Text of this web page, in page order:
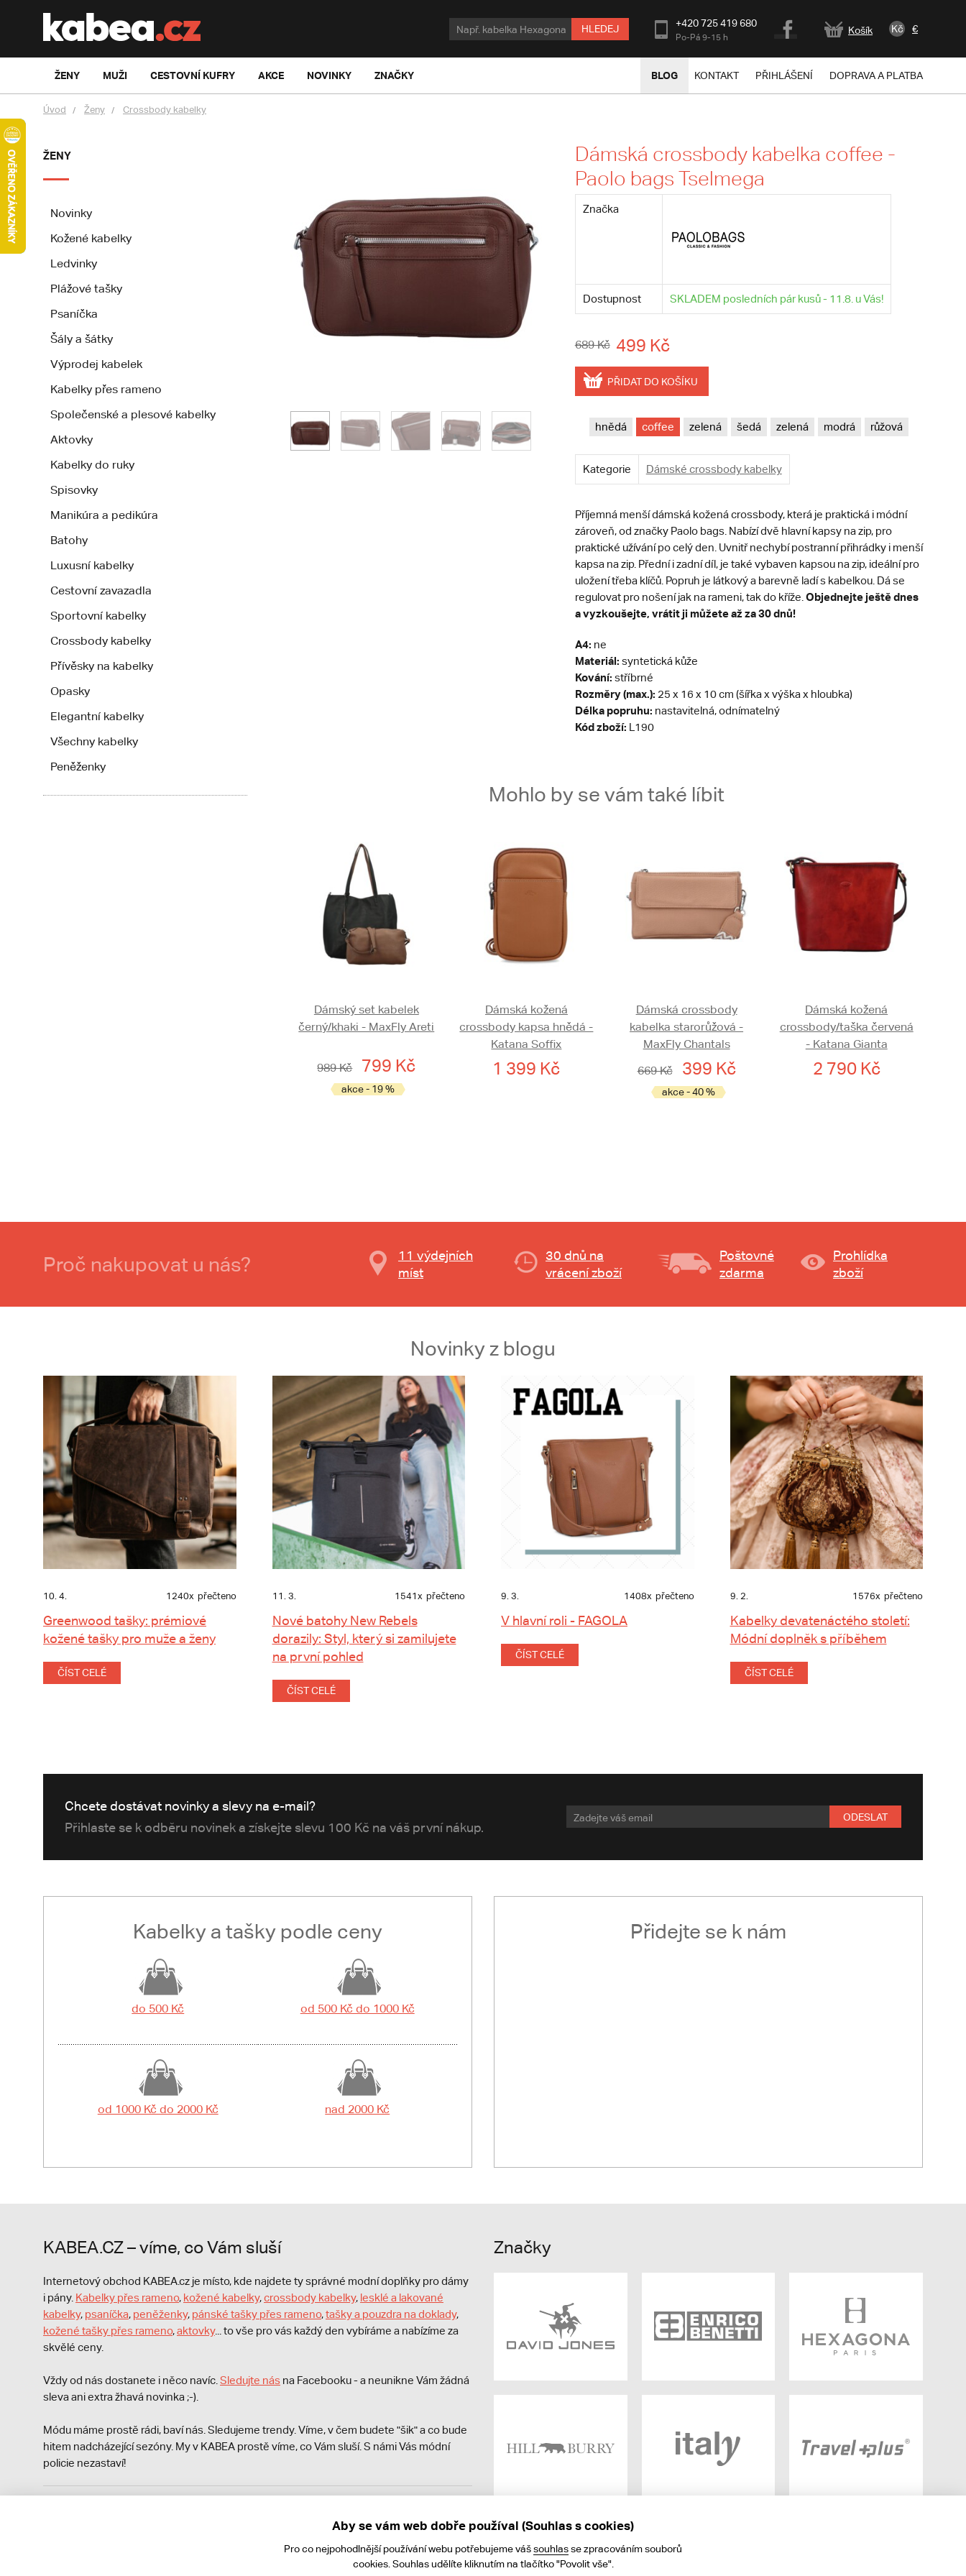
HLEDEJ +420 725 419 680
Po-Pá 9-15 h
Košík Kč €
ŽENY MUŽI CESTOVNÍ KUFRY AKCE NOVINKY ZNAČKY BLOG KONTAKT PŘIHLÁŠENÍ DOPRAVA A PLATBA
Úvod Ženy Crossbody kabelky
ŽENY
Novinky
Kožené kabelky
Ledvinky
Plážové tašky
Psaníčka
Šály a šátky
Výprodej kabelek
Kabelky přes rameno
Společenské a plesové kabelky
Aktovky
Kabelky do ruky
Spisovky
Manikúra a pedikúra
Batohy
Luxusní kabelky
Cestovní zavazadla
Sportovní kabelky
Crossbody kabelky
Přívěsky na kabelky
Opasky
Elegantní kabelky
Všechny kabelky
Peněženky
Dámská crossbody kabelka coffee -
Paolo bags Tselmega
Značka
Dostupnost SKLADEM posledních pár kusů - 11.8. u Vás!
689 Kč 499 Kč
PŘIDAT DO KOŠÍKU
hnědá coffee zelená šedá zelená modrá růžová
Kategorie Dámské crossbody kabelky
Příjemná menší dámská kožená crossbody, která je praktická i módní
zároveň, od značky Paolo bags. Nabízí dvě hlavní kapsy na zip, pro
praktické užívání po celý den. Uvnitř nechybí postranní přihrádky i menší
kapsa na zip. Přední i zadní díl, je také vybaven kapsou na zip, ideální pro
uložení třeba klíčů. Popruh je látkový a barevně ladí s kabelkou. Dá se
regulovat pro nošení jak na rameni, tak do kříže. Objednejte ještě dnes
a vyzkoušejte, vrátit ji můžete až za 30 dnů!
A4: ne
Materiál: syntetická kůže
Kování: stříbrné
Rozměry (max.): 25 x 16 x 10 cm (šířka x výška x hloubka)
Délka popruhu: nastavitelná, odnímatelný
Kód zboží: L190
Mohlo by se vám také líbit
Dámský set kabelek
černý/khaki - MaxFly Areti
989 Kč 799 Kč
akce - 19 %
Dámská kožená
crossbody kapsa hnědá -
Katana Soffix
1 399 Kč
Dámská crossbody
kabelka starorůžová -
MaxFly Chantals
669 Kč
399 Kč
akce - 40 %
Dámská kožená
crossbody/taška červená
- Katana Gianta
2 790 Kč
Proč nakupovat u nás?
11 výdejních
míst
30 dnů na
vrácení zboží
Poštovné
zdarma
Prohlídka
zboží
Novinky z blogu
10. 4. 1240x přečteno
Greenwood tašky: prémiové
kožené tašky pro muže a ženy
ČÍST CELÉ
11. 3. 1541x přečteno
Nové batohy New Rebels
dorazily: Styl, který si zamilujete
na první pohled
ČÍST CELÉ
9. 3. 1408x přečteno
V hlavní roli - FAGOLA
ČÍST CELÉ
9. 2. 1576x přečteno
Kabelky devatenáctého století:
Módní doplněk s příběhem
ČÍST CELÉ
Chcete dostávat novinky a slevy na e-mail?
Přihlaste se k odběru novinek a získejte slevu 100 Kč na váš první nákup.
ODESLAT
Kabelky a tašky podle ceny
do 500 Kč od 500 Kč do 1000 Kč
od 1000 Kč do 2000 Kč nad 2000 Kč
Přidejte se k nám
KABEA.CZ – víme, co Vám sluší
Internetový obchod KABEA.cz je místo, kde najdete ty správné modní doplňky pro dámy
i pány. Kabelky přes rameno, kožené kabelky,crossbody kabelky, lesklé a lakované
kabelky, psaníčka, peněženky, pánské tašky přes rameno,tašky a pouzdra na doklady,
kožené tašky přes rameno,aktovky... to vše pro vás každý den vybíráme a nabízíme za
skvělé ceny.
Vždy od nás dostanete i něco navíc. Sledujte nás na Facebooku - a neunikne Vám žádná
sleva ani extra žhavá novinka ;-).
Módu máme prostě rádi, baví nás. Sledujeme trendy. Víme, v čem budete "šik" a co bude
hitem nadcházející sezóny. My v KABEA prostě víme, co Vám sluší. S námi Vás módní
policie nezastaví!
Zároveň je povinen zaevidovat přijatou tržbu u správce daně online; v případě
Značky
Aby se vám web dobře používal (Souhlas s cookies)
Pro co nejpohodlnější používání webu potřebujeme vášsouhlasse zpracováním souborů
cookies. Souhlas udělíte kliknutím na tlačítko "Povolit vše".